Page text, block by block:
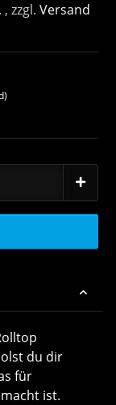
zzgl. Versand
du dir
für
ist.